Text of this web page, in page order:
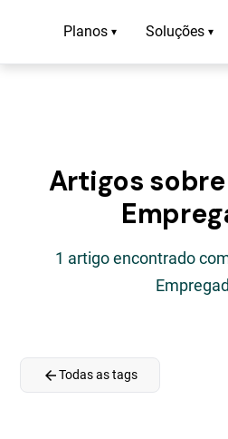
Planos ▾ Soluções ▾
Artigos sobre
1 artigo encontrado
arrow_backTodas as tags